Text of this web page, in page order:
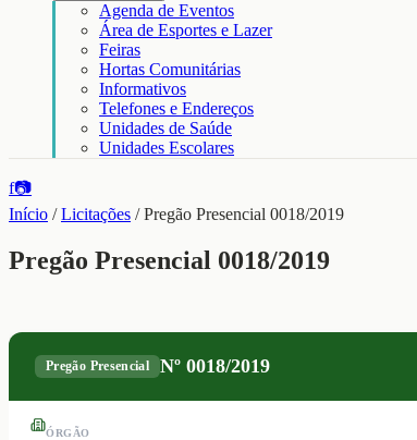
Agenda de Eventos
Área de Esportes e Lazer
Feiras
Hortas Comunitárias
Informativos
Telefones e Endereços
Unidades de Saúde
Unidades Escolares
f📷
Início /Licitações /Pregão Presencial 0018/2019
Pregão Presencial 0018/2019
Pregão Presencial Nº0018/2019
ÓRGÃO